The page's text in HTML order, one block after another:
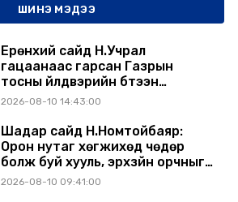
ШИНЭ МЭДЭЭ
Ерөнхий сайд Н.Учрал
гацаанаас гарсан Газрын
тосны үйлдвэрийн бүтээн
байгуулалтыг тасралтгүй
хангамжийг баталгаажуулах
үүрэг өгөв
2026-08-10 14:43:00
Шадар сайд Н.Номтойбаяр:
Орон нутаг хөгжихөд чөдөр
болж буй хууль, эрхзүйн орчныг
шинэчилнэ
2026-08-10 09:41:00